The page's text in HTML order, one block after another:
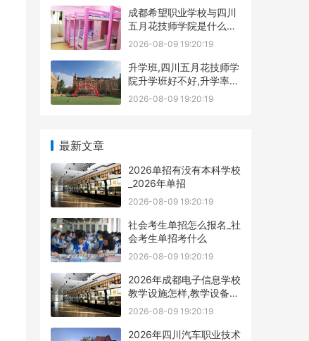
成都希望职业学校与四川
五月花技师学院是什么关
系
2026-08-09 19:20:19
升学班,四川五月花技师学
院升学班好不好,升学率高
吗|升学保障
2026-08-09 19:20:19
最新文章
2026单招有没有本科学校
_2026年单招
2026-08-09 19:20:19
社会考生单招怎么报名_社
会考生单招考什么
2026-08-09 19:20:19
2026年成都电子信息学校
教学设施怎样,教学设备展
示
2026-08-09 19:20:19
2026年四川汽车职业技术